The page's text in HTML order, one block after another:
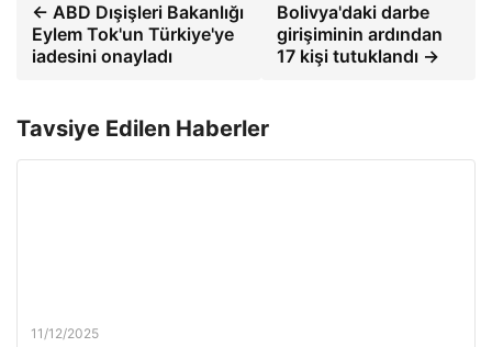
← ABD Dışişleri Bakanlığı
Eylem Tok'un Türkiye'ye
iadesini onayladı
Bolivya'daki darbe
girişiminin ardından
17 kişi tutuklandı →
Tavsiye Edilen Haberler
11/12/2025